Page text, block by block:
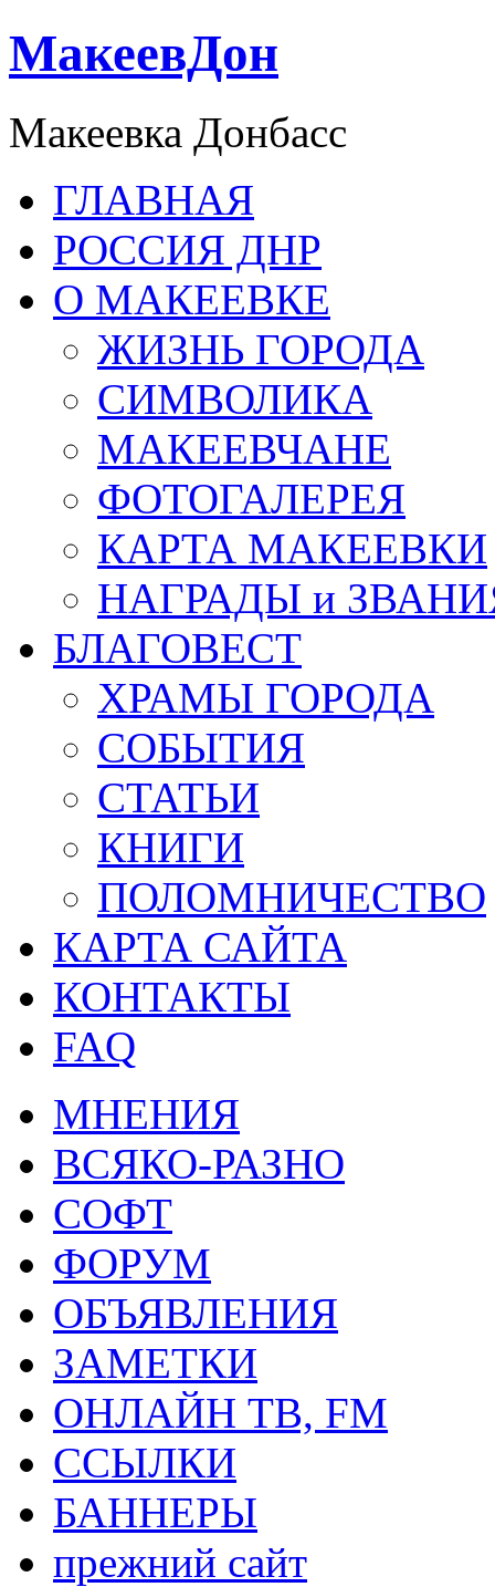
МакеевДон
Макеевка Донбасс
ГЛАВНАЯ
РОССИЯ ДНР
О МАКЕЕВКЕ
ЖИЗНЬ ГОРОДА
СИМВОЛИКА
МАКЕЕВЧАНЕ
ФОТОГАЛЕРЕЯ
КАРТА МАКЕЕВКИ
НАГРАДЫ и
БЛАГОВЕСТ
ХРАМЫ ГОРОДА
СОБЫТИЯ
СТАТЬИ
КНИГИ
ПОЛОМНИЧЕСТВО
КАРТА САЙТА
КОНТАКТЫ
FAQ
МНЕНИЯ
ВСЯКО-РАЗНО
СОФТ
ФОРУМ
ОБЪЯВЛЕНИЯ
ЗАМЕТКИ
ОНЛАЙН ТВ, FM
ССЫЛКИ
БАННЕРЫ
прежний сайт